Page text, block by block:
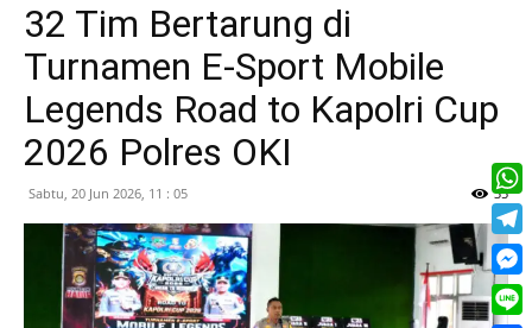
32 Tim Bertarung di
Turnamen E-Sport Mobile
Legends Road to Kapolri Cup
2026 Polres OKI
Sabtu, 20 Jun 2026, 11 : 05 35